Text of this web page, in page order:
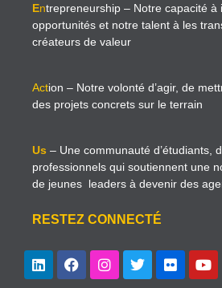
Entrepreneurship – Notre capacité à
opportunités et notre talent à les
créateurs de valeur
Action – Notre volonté d’agir, de
des projets concrets sur le terrain
Us – Une communauté d’étudiants,
professionnels qui soutiennent une
de jeunes leaders à devenir des
RESTEZ CONNECTÉ